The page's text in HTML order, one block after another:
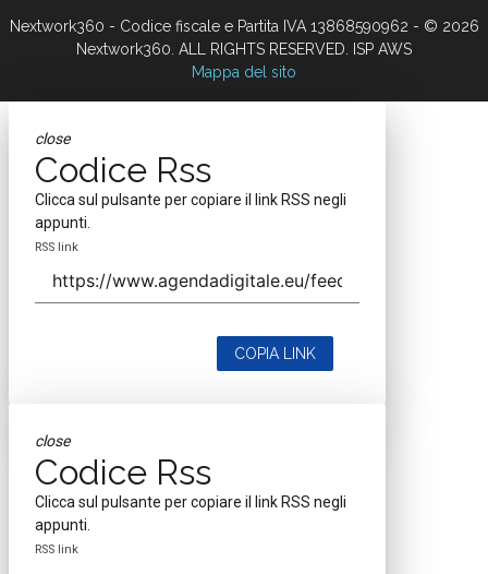
Nextwork360 - Codice fiscale e Partita IVA 13868590962 - © 2026
Nextwork360. ALL RIGHTS RESERVED. ISP AWS
Mappa del sito
close
Codice Rss
Clicca sul pulsante per copiare il link RSS negli
appunti.
RSS link
COPIA LINK
close
Codice Rss
Clicca sul pulsante per copiare il link RSS negli
appunti.
RSS link